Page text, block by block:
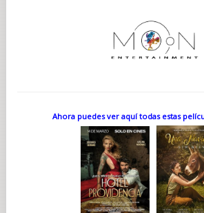
Ahora puedes ver aquí todas estas